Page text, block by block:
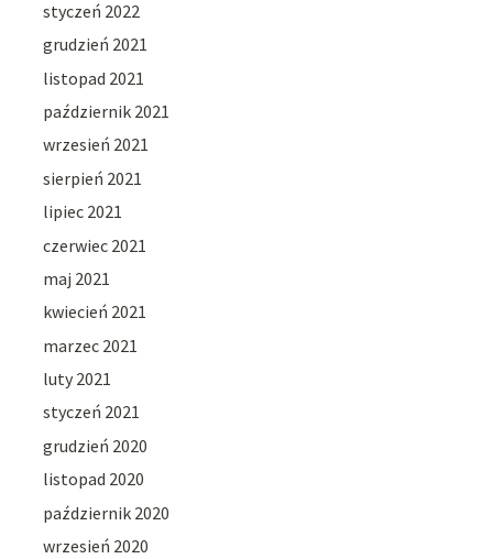
styczeń 2022
grudzień 2021
listopad 2021
październik 2021
wrzesień 2021
sierpień 2021
lipiec 2021
czerwiec 2021
maj 2021
kwiecień 2021
marzec 2021
luty 2021
styczeń 2021
grudzień 2020
listopad 2020
październik 2020
wrzesień 2020